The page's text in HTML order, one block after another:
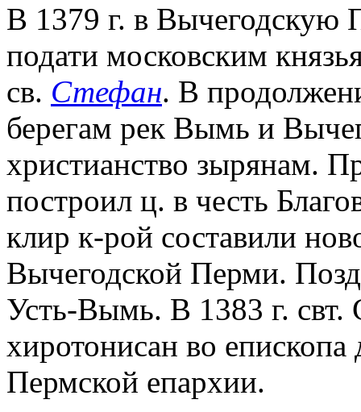
В 1379 г. в Вычегодскую
подати московским
св. Стефан. В
берегам рек Вымь и
христианство зырянам.
построил ц. в честь
клир к-рой составили
Вычегодской Перми.
Усть-Вымь. В 1383 г.
хиротонисан во
Пермской епархии.